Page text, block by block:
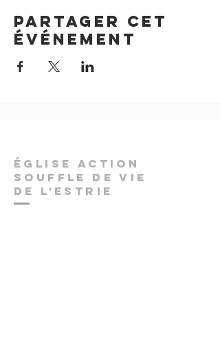
Partager cet
événement
ÉGLISE ACTION
SOUFFLE DE VIE
DE L'ESTRIE